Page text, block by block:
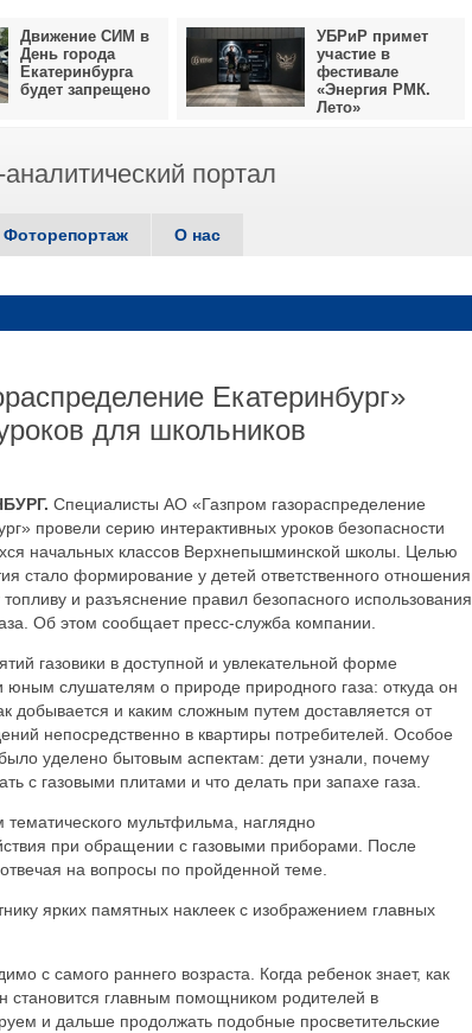
Движение СИМ в
День города
Екатеринбурга
будет запрещено
УБРиР примет
участие в
фестивале
«Энергия РМК.
Лето»
портал
Фоторепортаж О нас
Екатеринбург»
для школьников
Специалисты АО «Газпром газораспределение
провели серию интерактивных уроков безопасности
начальных классов Верхнепышминской школы. Целью
стало формирование у детей ответственного отношения
топливу и разъяснение правил безопасного использования
Об этом сообщает пресс-служба компании.
газовики в доступной и увлекательной форме
юным слушателям о природе природного газа: откуда он
добывается и каким сложным путем доставляется от
непосредственно в квартиры потребителей. Особое
уделено бытовым аспектам: дети узнали, почему
с газовыми плитами и что делать при запахе газа.
мультфильма, наглядно
при обращении с газовыми приборами. После
на вопросы по пройденной теме.
ярких памятных наклеек с изображением главных
с самого раннего возраста. Когда ребенок знает, как
становится главным помощником родителей в
и дальше продолжать подобные просветительские